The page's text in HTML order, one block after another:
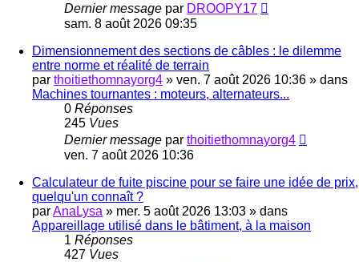
Dernier message par DROOPY17
sam. 8 août 2026 09:35
Dimensionnement des sections de câbles : le dilemme
entre norme et réalité de terrain
par thoitiethomnayorg4 » ven. 7 août 2026 10:36 » dans
Machines tournantes : moteurs, alternateurs...
0 Réponses
245 Vues
Dernier message par thoitiethomnayorg4
ven. 7 août 2026 10:36
Calculateur de fuite piscine pour se faire une idée de prix,
quelqu'un connaît ?
parAnaLysa » mer. 5 août 2026 13:03 » dans
Appareillage utilisé dans le bâtiment, à la maison
1 Réponses
427 Vues